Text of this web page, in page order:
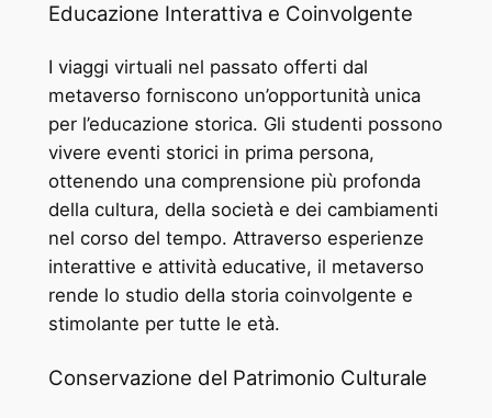
Educazione Interattiva e Coinvolgente
I viaggi virtuali nel passato offerti dal
metaverso forniscono un’opportunità unica
per l’educazione storica. Gli studenti possono
vivere eventi storici in prima persona,
ottenendo una comprensione più profonda
della cultura, della società e dei cambiamenti
nel corso del tempo. Attraverso esperienze
interattive e attività educative, il metaverso
rende lo studio della storia coinvolgente e
stimolante per tutte le età.
Conservazione del Patrimonio Culturale